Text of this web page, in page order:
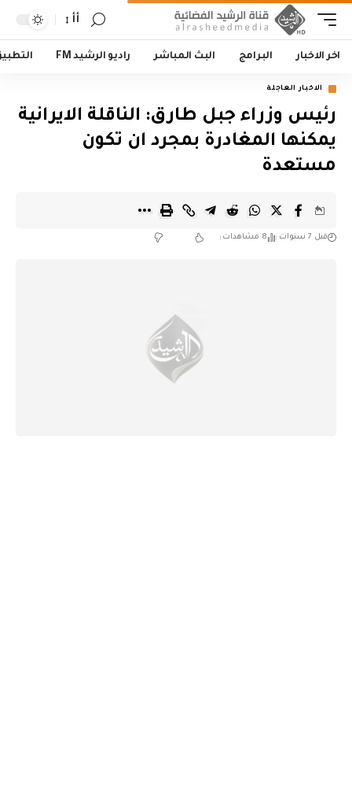
أأ
اخر الاخبار البرامج البث المباشر راديو الرشيد FM
الاخبار العاجلة
رئيس وزراء جبل طارق: الناقلة الايرانية
يمكنها المغادرة بمجرد ان تكون
مستعدة
قبل 7 سنوات 8 مشاهدات